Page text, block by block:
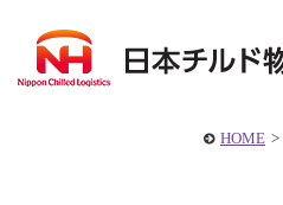
HOME >